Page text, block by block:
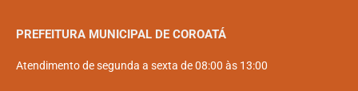
PREFEITURA MUNICIPAL DE COROATÁ
Atendimento de segunda a sexta de 08:00 às 13:00